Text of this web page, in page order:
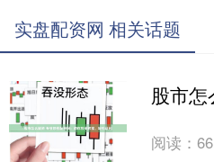
实盘配资网 相关话题
阅读：66